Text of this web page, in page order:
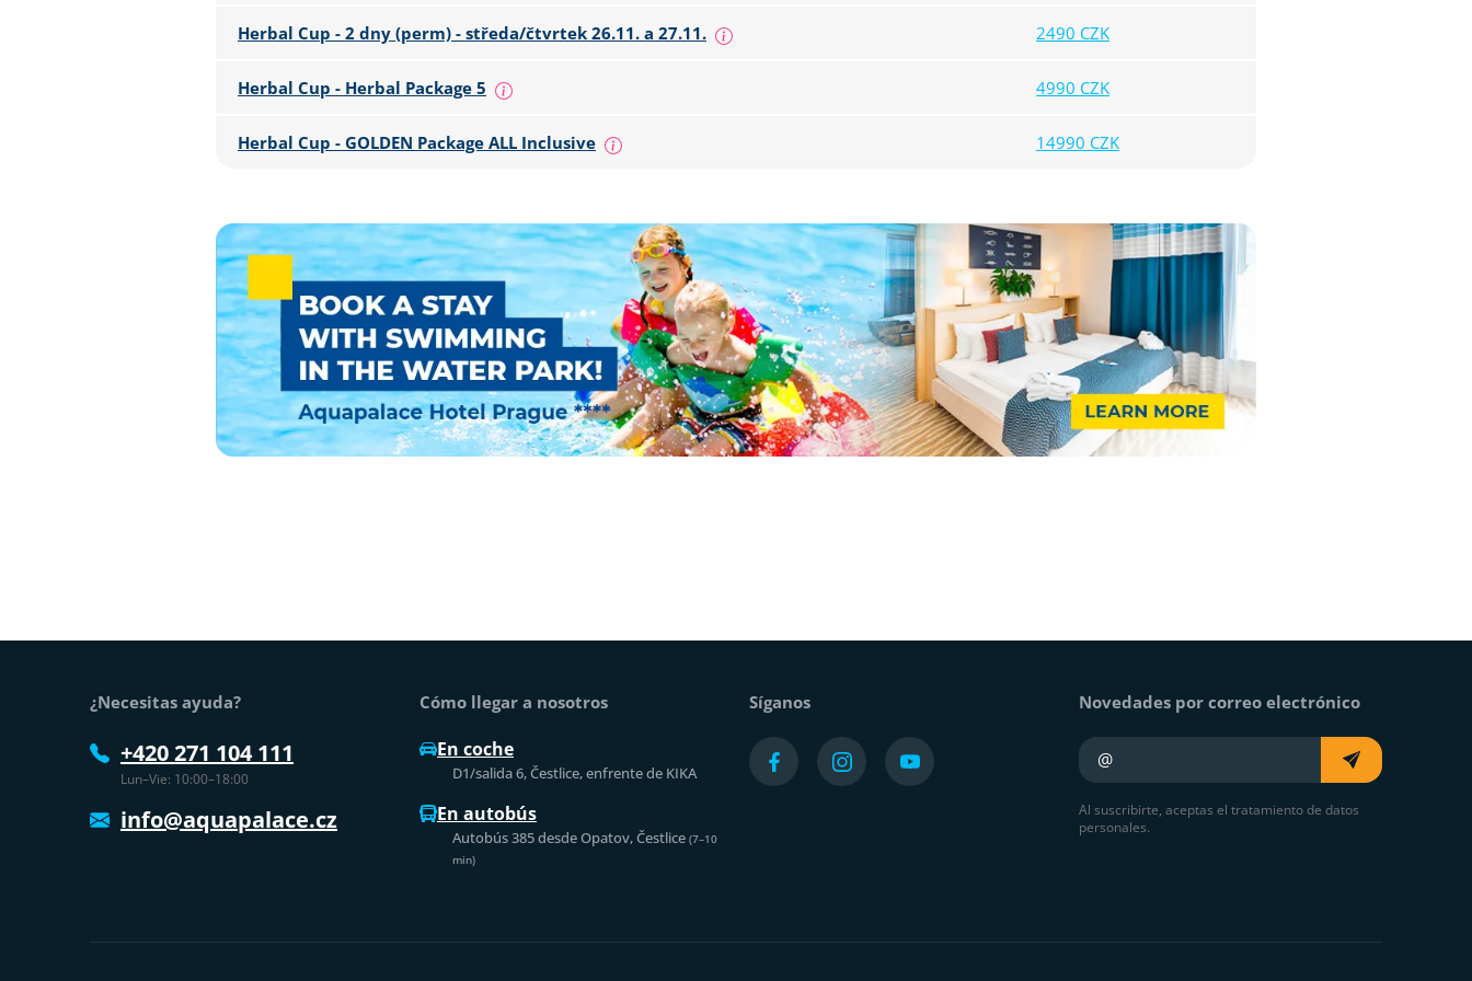
Herbal Cup - 2 dny (perm) - středa/čtvrtek 26.11. a 27.11. 2490 CZK
Herbal Cup - Herbal Package 5 4990 CZK
Herbal Cup - GOLDEN Package ALL Inclusive 14990 CZK
¿Necesitas ayuda?
+420 271 104 111
Lun–Vie: 10:00–18:00
info@aquapalace.cz
Cómo llegar a nosotros
En coche
D1/salida 6, Čestlice, enfrente de KIKA
En autobús
Autobús 385 desde Opatov, Čestlice (7–10
min)
Síganos Novedades por correo electrónico
Su e-mail
Al suscribirte, aceptas el tratamiento de datos
personales.